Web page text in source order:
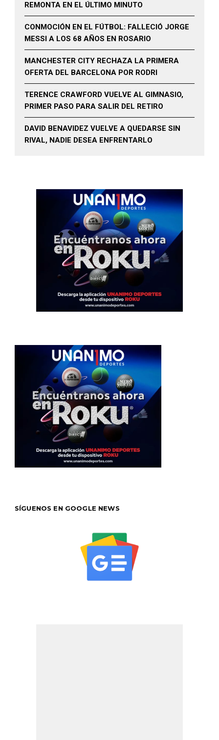
REMONTA EN EL ÚLTIMO MINUTO
CONMOCIÓN EN EL FÚTBOL: FALLECIÓ JORGE
MESSI A LOS 68 AÑOS EN ROSARIO
MANCHESTER CITY RECHAZA LA PRIMERA
OFERTA DEL BARCELONA POR RODRI
TERENCE CRAWFORD VUELVE AL GIMNASIO,
PRIMER PASO PARA SALIR DEL RETIRO
DAVID BENAVIDEZ VUELVE A QUEDARSE SIN
RIVAL, NADIE DESEA ENFRENTARLO
SÍGUENOS EN GOOGLE NEWS